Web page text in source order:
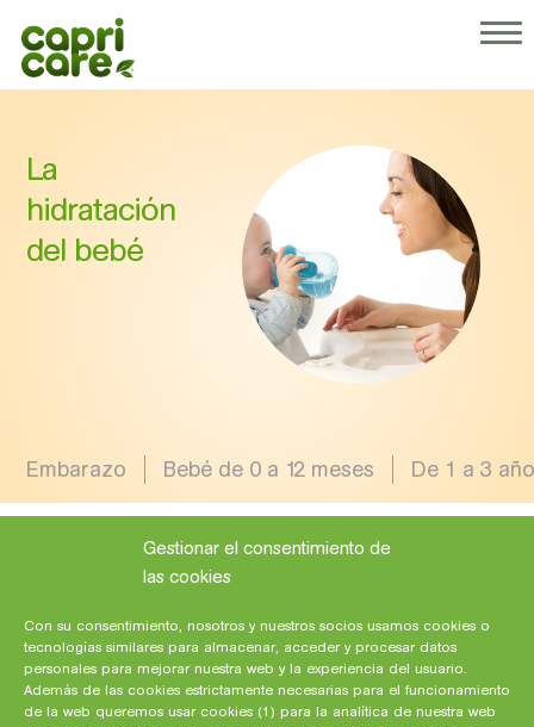
Gestionar el consentimiento de
las cookies
Con su consentimiento, nosotros y nuestros socios usamos cookies o
tecnologías similares para almacenar, acceder y procesar datos
personales para mejorar nuestra web y la experiencia del usuario.
Además de las cookies estrictamente necesarias para el funcionamiento
de la web queremos usar cookies (1) para la analítica de nuestra web
¿Por qué Capricare®?
Nuestros productos
Consejos para padres
Nuestras recetas
La
hidratación
del bebé
Embarazo Bebé de 0 a 12 meses De 1 a 3
Ahora que ha llegado el calor, es imprescindible
que nuestros peques siempre tengan una buena
bastante mayor que la de los adultos.
El peso corporal de un lactante es un 70% agua.